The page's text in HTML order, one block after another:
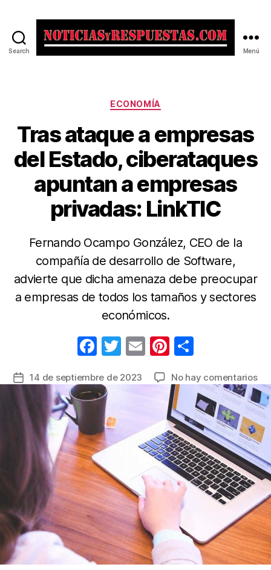
Search Menú
Categorías
ECONOMÍA
Tras ataque a empresas
del Estado, ciberataques
apuntan a empresas
privadas: LinkTIC
Fernando Ocampo González, CEO de la
compañía de desarrollo de Software,
advierte que dicha amenaza debe preocupar
a empresas de todos los tamaños y sectores
económicos.
F
c
e
b
o
o
k
T
itt
E
ail
Pi
er
e
st
m
p
ar
tir
Fecha
entrada
14 de septiembre de 2023 No hay comentariosen
a
del